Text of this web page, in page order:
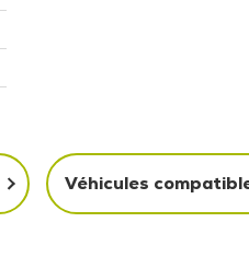
Véhicules